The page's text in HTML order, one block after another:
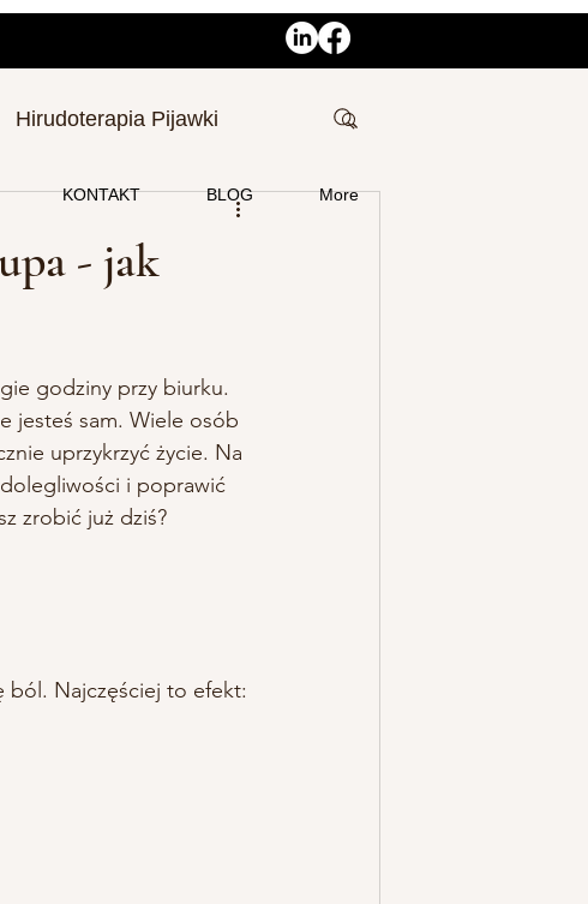
KONTAKT BLOG More
Hirudoterapia Pijawki
- jak
godziny przy biurku.
jesteś sam. Wiele osób
uprzykrzyć życie. Na
i poprawić
zrobić już dziś?
ból. Najczęściej to efekt: